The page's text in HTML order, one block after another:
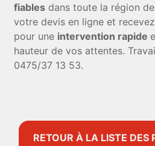
fiables dans toute la région
votre devis en ligne et
pour une intervention rapide
hauteur de vos attentes.
0475/37 13 53.
RETOUR À LA LISTE DES